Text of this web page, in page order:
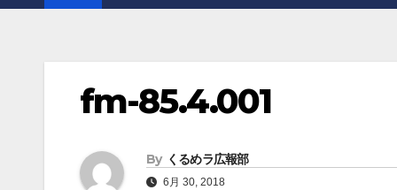
fm-85.4.001
By くるめラ広報部
6月 30, 2018